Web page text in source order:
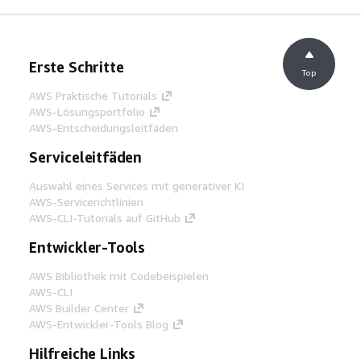
Erste Schritte
AWS Praktische Tutorials
AWS-Lösungsportfolio
AWS-Entscheidungsleitfäden
Serviceleitfäden
Auswahl eines Services mit generativer KI
AWS-Servicerichtlinien
AWS-CLI-Tutorials auf GitHub
Entwickler-Tools
AWS Bibliothek mit Codebeispielen
AWS-CLI
AWS Builder Center
AWS-Entwickler-Tools Blog
Hilfreiche Links
Top